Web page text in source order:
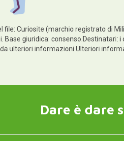
file: Curiosite (marchio registrato di
Base giuridica: consenso.Destinatari:
ulteriori informazioni.Ulteriori
Dare è dare